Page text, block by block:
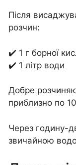
Після
розчин:
✔️ 1 г борної
✔️ 1 літр води
Добре
приблизно по
Через годину-
звичайною